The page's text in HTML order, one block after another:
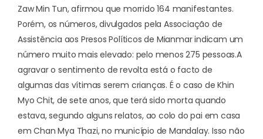
Zaw Min Tun, afirmou que morrido 164 manifestantes.
Porém, os números, divulgados pela Associação de
Assistência aos Presos Políticos de Mianmar indicam um
número muito mais elevado: pelo menos 275 pessoas.A
agravar o sentimento de revolta está o facto de
algumas das vítimas serem crianças. É o caso de Khin
Myo Chit, de sete anos, que terá sido morta quando
estava, segundo alguns relatos, ao colo do pai em casa
em Chan Mya Thazi, no município de Mandalay. Isso não